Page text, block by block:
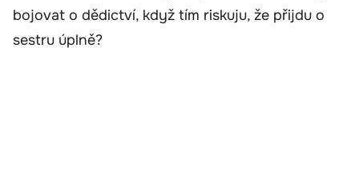
bojovat o dědictví, když tím riskuju, že přijdu o
sestru úplně?